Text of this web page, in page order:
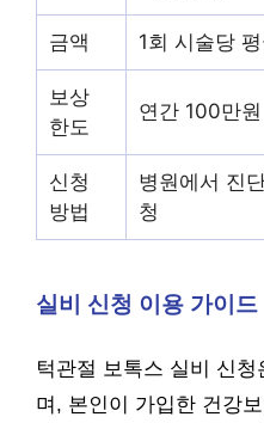
금액 1회 시술당
보상
한도
연간 100만
신청
방법
병원에서 진
청
실비 신청 이용 가이드
턱관절 보톡스 실비 신
며, 본인이 가입한 건강